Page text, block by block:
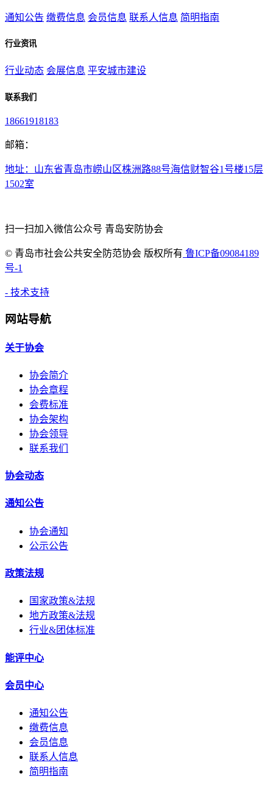
通知公告 缴费信息 会员信息 联系人信息 简明指南
行业资讯
行业动态 会展信息 平安城市建设
联系我们
18661918183
邮箱：
地址：山东省青岛市崂山区株洲路88号海信财智谷1号楼15层
1502室
扫一扫加入微信公众号 青岛安防协会
© 青岛市社会公共安全防范协会 版权所有 鲁ICP备09084189
号-1
- 技术支持
网站导航
关于协会
协会简介
协会章程
会费标准
协会架构
协会领导
联系我们
协会动态
通知公告
协会通知
公示公告
政策法规
国家政策&法规
地方政策&法规
行业&团体标准
能评中心
会员中心
通知公告
缴费信息
会员信息
联系人信息
简明指南